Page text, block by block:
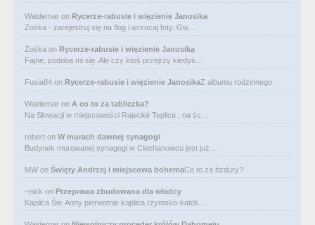
Waldemar on Rycerze-rabusie i więzienie Janosika
Zośka - zarejestruj się na flog i wrzucaj foty. Gw…
Zośka on Rycerze-rabusie i więzienie Janosika
Fajne, podoba mi się. Ale czy ktoś przejrzy kiedyś…
Fusia84 on Rycerze-rabusie i więzienie JanosikaZ albumu rodzinnego.
Waldemar on A co to za tabliczka?
Na Słowacji w miejscowości Rajecké Teplice , na śc…
robert on W murach dawnej synagogi
Budynek murowanej synagogi w Ciechanowcu jest już…
MW on Święty Andrzej i miejscowa bohemaCo to za bzdury?
~nick on Przeprawa zbudowana dla władcy
Kaplica Św. Anny pierwotnie kaplica rzymsko-katoli…